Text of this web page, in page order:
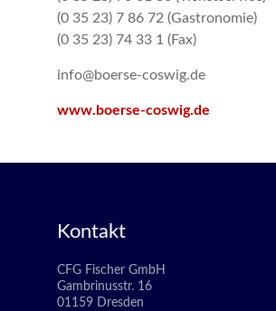
(0 35 23) 7 86 72 (Gastronomie)
(0 35 23) 74 33 1 (Fax)
info@boerse-coswig.de
www.boerse-coswig.de
Kontakt
CFG Fischer GmbH
Gambrinusstr. 16
01159 Dresden